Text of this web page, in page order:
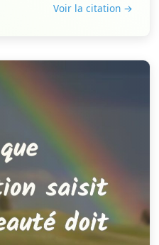
Voir la citation →